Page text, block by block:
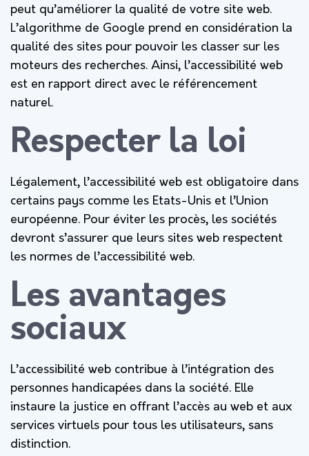
peut qu’améliorer la qualité de votre site web.
L’algorithme de Google prend en considération la
qualité des sites pour pouvoir les classer sur les
moteurs des recherches. Ainsi, l’accessibilité web
est en rapport direct avec le référencement
naturel.
Respecter la loi
Légalement, l’accessibilité web est obligatoire dans
certains pays comme les Etats-Unis et l’Union
européenne. Pour éviter les procès, les sociétés
devront s’assurer que leurs sites web respectent
les normes de l’accessibilité web.
Les avantages
sociaux
L’accessibilité web contribue à l’intégration des
personnes handicapées dans la société. Elle
instaure la justice en offrant l’accès au web et aux
services virtuels pour tous les utilisateurs, sans
distinction.